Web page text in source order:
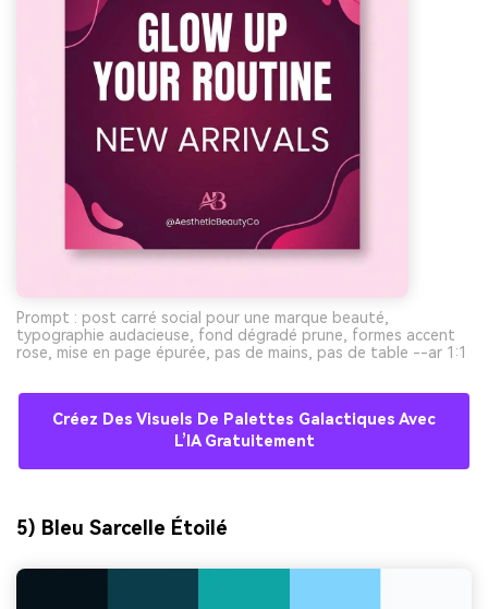
Prompt : post carré social pour une marque beauté,
typographie audacieuse, fond dégradé prune, formes accent
rose, mise en page épurée, pas de mains, pas de table --ar 1:1
Créez Des Visuels De Palettes Galactiques Avec
L’IA Gratuitement
5) Bleu Sarcelle Étoilé